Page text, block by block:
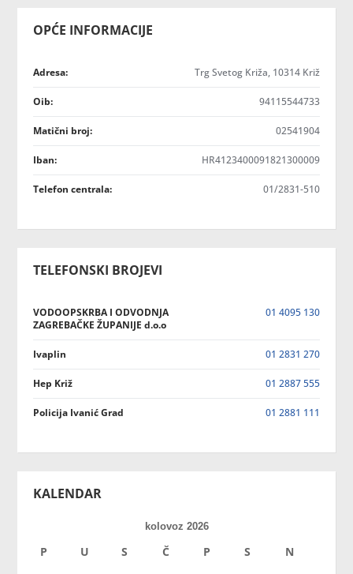
OPĆE INFORMACIJE
Adresa: Trg Svetog Križa, 10314 Križ
Oib: 94115544733
Matični broj: 02541904
Iban: HR4123400091821300009
Telefon centrala: 01/2831-510
TELEFONSKI BROJEVI
VODOOPSKRBA I ODVODNJA
ZAGREBAČKE ŽUPANIJE d.o.o
01 4095 130
Ivaplin 01 2831 270
Hep Križ 01 2887 555
Policija Ivanić Grad 01 2881 111
KALENDAR
kolovoz 2026
P U S Č P S N